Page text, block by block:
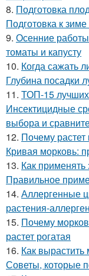
8. Подготовка
Подготовка к зиме
9. Осенние
томаты и капусту
10. Когда сажать
Глубина посадки
11. ТОП-15 лучших
Инсектицидные
выбора и
12. Почему растет
Кривая морковь:
13. Как применять
Правильное
14. Аллергенные
растения-
15. Почему
растет рогатая
16. Как вырастить
Советы, которые